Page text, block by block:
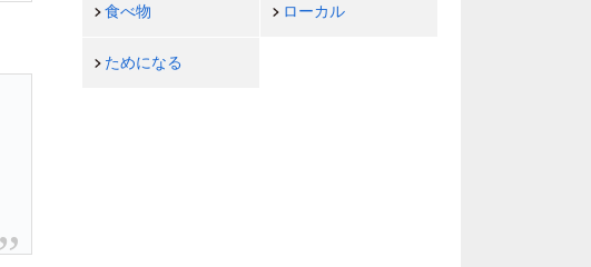
食べ物 ローカル
ためになる